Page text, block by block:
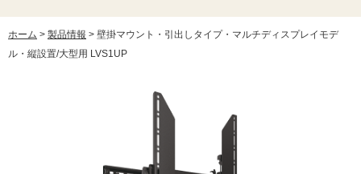
ホーム > 製品情報 > 壁掛マウント・引出しタイプ・マルチディスプレイモデ
ル・縦設置/大型用 LVS1UP